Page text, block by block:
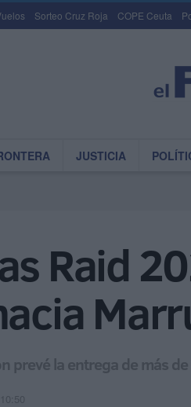
Sorteo Cruz Roja COPE Ceuta
JUSTICIA
Raid
prevé la entrega de más